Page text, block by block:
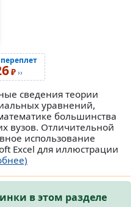
₽››
сведения теории
уравнений,
большинства
вузов. Отличительной
использование
Excel для иллюстрации
в этом разделе